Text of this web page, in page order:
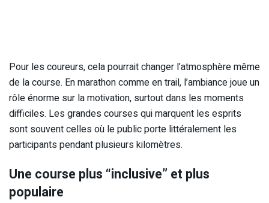
Pour les coureurs, cela pourrait changer l’atmosphère même
de la course. En marathon comme en trail, l’ambiance joue un
rôle énorme sur la motivation, surtout dans les moments
difficiles. Les grandes courses qui marquent les esprits
sont souvent celles où le public porte littéralement les
participants pendant plusieurs kilomètres.
Une course plus “inclusive” et plus
populaire